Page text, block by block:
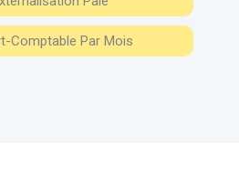
Comptable Par Mois